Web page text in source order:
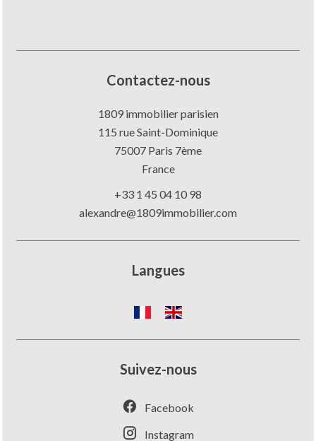
Contactez-nous
1809 immobilier parisien
115 rue Saint-Dominique
75007 Paris 7ème
France
+33 1 45 04 10 98
alexandre@1809immobilier.com
Langues
Suivez-nous
Facebook
Instagram